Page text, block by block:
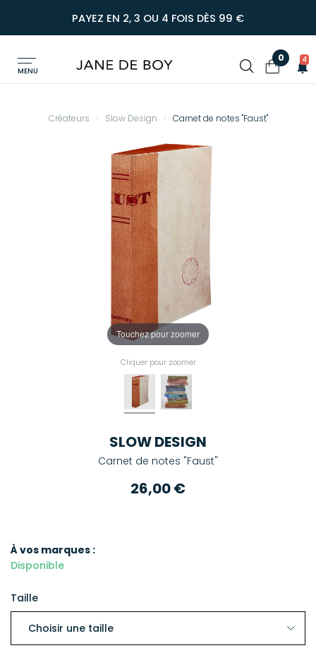
PAYEZ EN 2, 3 OU 4 FOIS DÈS 99 €
MENU
0 4
Créateurs Slow Design Carnet de notes "Faust"
Touchez pour zoomer
Cliquer pour zoomer
SLOW DESIGN
Carnet de notes "Faust"
26,00 €
À vos marques :
Disponible
Taille